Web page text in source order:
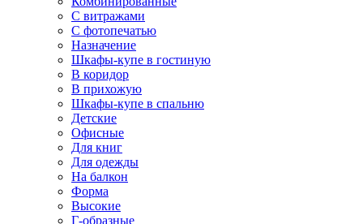
С витражами
С фотопечатью
Назначение
Шкафы-купе в гостиную
В коридор
В прихожую
Шкафы-купе в спальню
Детские
Офисные
Для книг
Для одежды
На балкон
Форма
Высокие
Г-образные